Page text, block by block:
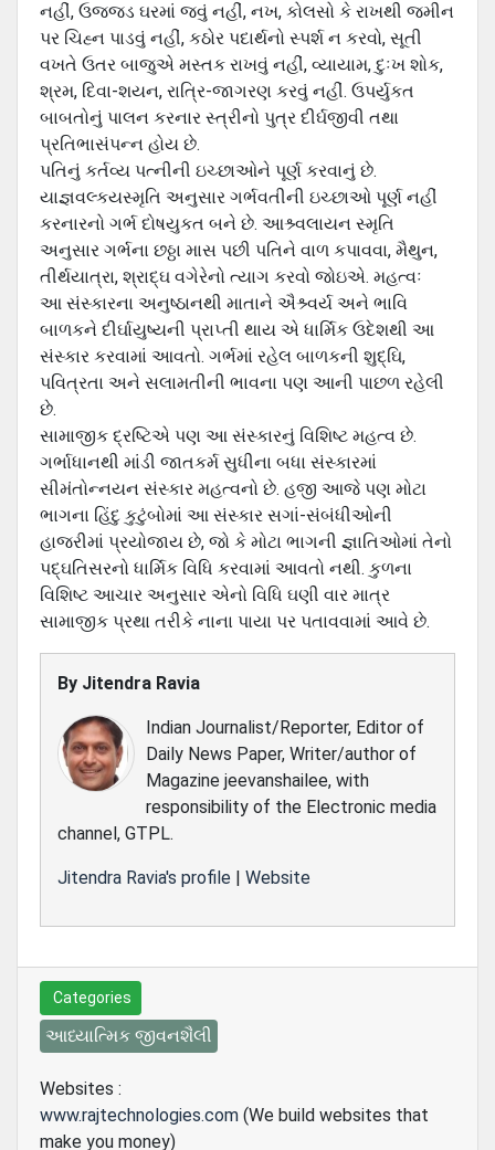
નહીં, ઉજજડ ઘરમાં જવું નહીં, નખ, કોલસો કે રાખથી જમીન
પર ચિહ્ન પાડવું નહીં, કઠોર પદાર્થનો સ્‍પર્શ ન કરવો, સૂતી
વખતે ઉતર બાજુએ મસ્‍તક રાખવું નહીં, વ્‍યાયામ, દુઃખ શોક,
શ્રમ, દિવા-શયન, રાત્રિ-જાગરણ કરવું નહીં. ઉપર્યુકત
બાબતોનું પાલન કરનાર સ્‍ત્રીનો પુત્ર દીર્ઘજીવી તથા
પ્રતિભાસંપન્‍ન હોય છે.
પતિનું કર્તવ્‍ય પત્‍નીની ઇચ્‍છાઓને પૂર્ણ કરવાનું છે.
યાજ્ઞવલ્‍કયસ્‍મૃતિ અનુસાર ગર્ભવતીની ઇચ્‍છાઓ પૂર્ણ નહીં
કરનારનો ગર્ભ દોષયુકત બને છે. આશ્ર્વલાયન સ્‍મૃતિ
અનુસાર ગર્ભના છઠ્ઠા માસ પછી પતિને વાળ કપાવવા, મૈથુન,
તીર્થયાત્રા, શ્રાદ્ઘ વગેરેનો ત્‍યાગ કરવો જોઇએ. મહત્‍વઃ
આ સંસ્‍કારના અનુષ્‍ઠાનથી માતાને ઐશ્ર્વર્ય અને ભાવિ
બાળકને દીર્ઘાયુષ્‍યની પ્રાપ્‍તી થાય એ ધાર્મિક ઉદેશથી આ
સંસ્‍કાર કરવામાં આવતો. ગર્ભમાં રહેલ બાળકની શુદ્ઘિ,
પવિત્રતા અને સલામતીની ભાવના પણ આની પાછળ રહેલી
છે.
સામાજીક દ્રષ્ટિએ પણ આ સંસ્‍કારનું વિશિષ્‍ટ મહત્‍વ છે.
ગર્ભાધાનથી માંડી જાતકર્મ સુધીના બધા સંસ્‍કારમાં
સીમંતોન્‍નયન સંસ્‍કાર મહત્‍વનો છે. હજી આજે પણ મોટા
ભાગના હિંદુ કુટુંબોમાં આ સંસ્‍કાર સગાં-સંબંધીઓની
હાજરીમાં પ્રયોજાય છે, જો કે મોટા ભાગની જ્ઞાતિઓમાં તેનો
પદ્ઘતિસરનો ધાર્મિક વિધિ કરવામાં આવતો નથી. કુળના
વિશિષ્‍ટ આચાર અનુસાર એનો વિધિ ઘણી વાર માત્ર
સામાજીક પ્રથા તરીકે નાના પાયા પર પતાવવામાં આવે છે.
By Jitendra Ravia
Indian Journalist/Reporter, Editor of
Daily News Paper, Writer/author of
Magazine jeevanshailee, with
responsibility of the Electronic media
channel, GTPL.
Jitendra Ravia's profile | Website
Categories
આધ્યાત્મિક જીવનશૈલી
Websites :
www.rajtechnologies.com (We build websites that
make you money)